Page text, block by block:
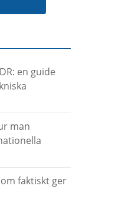
en guide
man
faktiskt ger